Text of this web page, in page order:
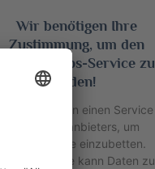
Wir benötigen Ihre
Zustimmung, um den
Google Maps-Service zu
laden!
Wir verwenden einen Service
eines Drittanbieters, um
Karteninhalte einzubetten.
Dieser Service kann Daten zu